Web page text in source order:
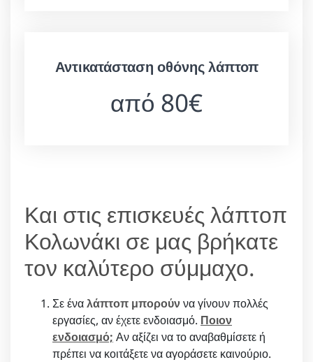
Αντικατάσταση οθόνης λάπτοπ
από 80€
Και στις επισκευές λάπτοπ
Κολωνάκι σε μας βρήκατε
τον καλύτερο σύμμαχο.
Σε έναλάπτοπ μπορούννα γίνουν πολλές
εργασίες, αν έχετε ενδοιασμό. Ποιον
ενδοιασμό; Αν αξίζει να το αναβαθμίσετε ή
πρέπει να κοιτάξετε να αγοράσετε καινούριο.